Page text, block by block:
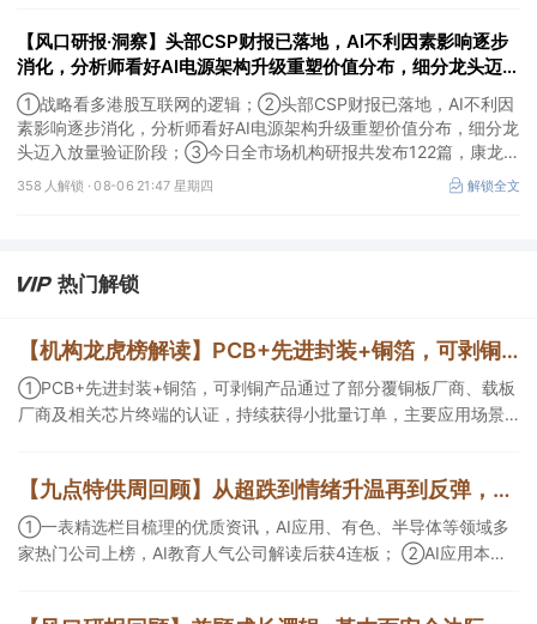
【风口研报·洞察】头部CSP财报已落地，AI不利因素影响逐步
消化，分析师看好AI电源架构升级重塑价值分布，细分龙头迈入
放量验证阶段；战略看多港股互联网的逻辑
①战略看多港股互联网的逻辑；②头部CSP财报已落地，AI不利因
素影响逐步消化，分析师看好AI电源架构升级重塑价值分布，细分龙
头迈入放量验证阶段；③今日全市场机构研报共发布122篇，康龙化
成、江淮汽车评级得到上调，9家公司获得首度覆盖，其中乔锋智能
获新财富分析师深度覆盖；④在个股机构关注度排行中，华峰化学
358 人解锁 ·08-06 21:47 星期四 解锁全文
热门解锁
【机构龙虎榜解读】PCB+先进封装+铜箔，可剥铜产品通过了部分覆铜板厂商、载板厂商及相关芯片终端的认证，持续获得小批量订单，主要应用场景包括芯片封装光模块用PCB，机构大额净买入这家公司
①PCB+先进封装+铜箔，可剥铜产品通过了部分覆铜板厂商、载板
厂商及相关芯片终端的认证，持续获得小批量订单，主要应用场景
等方面具有丰富经验，具备承接细胞与基因治疗产品商业化受托生
产的合规资质，这家公司获净买入。
【九点特供周回顾】从超跌到情绪升温再到反弹，栏目梳理AI应用题材逻辑，AI教育人气公司解读后获4连板
①一表精选栏目梳理的优质资讯，AI应用、有色、半导体等领域多
家热门公司上榜，AI教育人气公司解读后获4连板； ②AI应用本周